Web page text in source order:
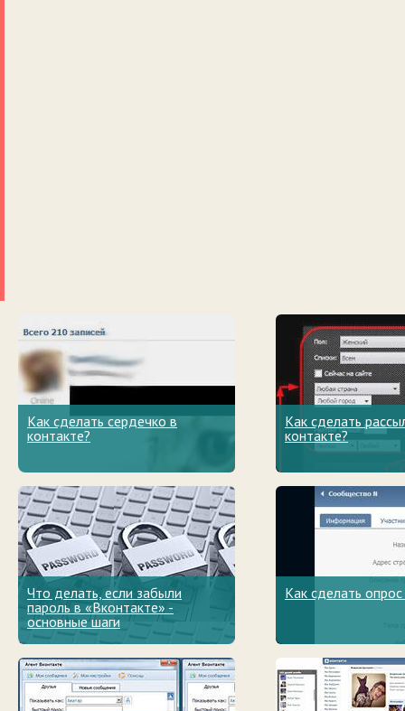
Как сделать сердечко в
контакте?
Как сделать
контакте?
Что делать, если забыли
пароль в «Вконтакте» -
основные шаги
Как сделать